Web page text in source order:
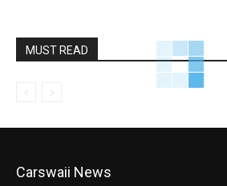
MUST READ
Carswaii News